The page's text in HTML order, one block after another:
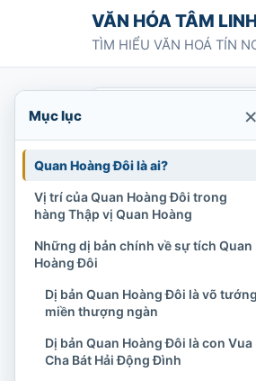
Chuyển tới nội dungVĂN HÓA TÂM
TÌM HIỂU VĂN HOÁ TÍN
Quan
Quan
được
Chi Tran 30/03/
Tìm hiểu Quan
những nơi phối
Quan Hoàng Đôi,
Thập vị Quan Hoàng
Mục lục ×
Quan Hoàng Đôi là ai?
Vị trí của Quan Hoàng Đôi trong
hàng Thập vị Quan Hoàng
Những dị bản chính về sự tích Quan
Hoàng Đôi
Dị bản Quan Hoàng Đôi là võ tướng
miền thượng ngàn
Dị bản Quan Hoàng Đôi là con Vua
Cha Bát Hải Động Đình